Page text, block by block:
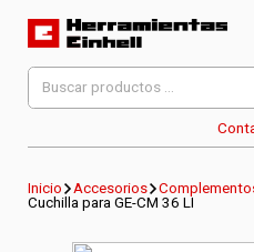
Herramientas Einhell
Distribuidor Oficial
Buscar
por:
Inicio Accesorios
Cuchilla para GE-CM 36 LI